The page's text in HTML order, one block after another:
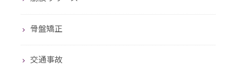
骨盤矯正
交通事故